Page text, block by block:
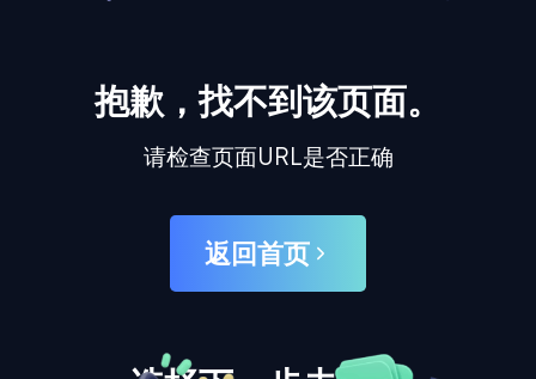
抱歉，找不到该页面。
请检查页面URL是否正确
返回首页